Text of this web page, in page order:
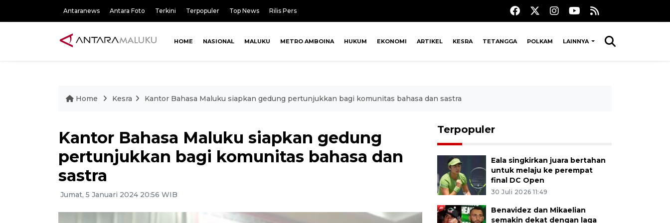
Antaranews Antara Foto Terkini Terpopuler Top News Rilis Pers
HOME NASIONAL MALUKU METRO AMBOINA HUKUM EKONOMI ARTIKEL KESRA TETANGGA POLKAM LAINNYA
Home Kesra Kantor Bahasa Maluku siapkan gedung pertunjukkan bagi komunitas bahasa dan sastra
Kantor Bahasa Maluku siapkan gedung
pertunjukkan bagi komunitas bahasa dan
sastra
Jumat, 5 Januari 2024 20:56 WIB
Terpopuler
Eala singkirkan juara bertahan
untuk melaju ke perempat
final DC Open
30 Juli 2026 11:49
Benavidez dan Mikaelian
semakin dekat dengan laga